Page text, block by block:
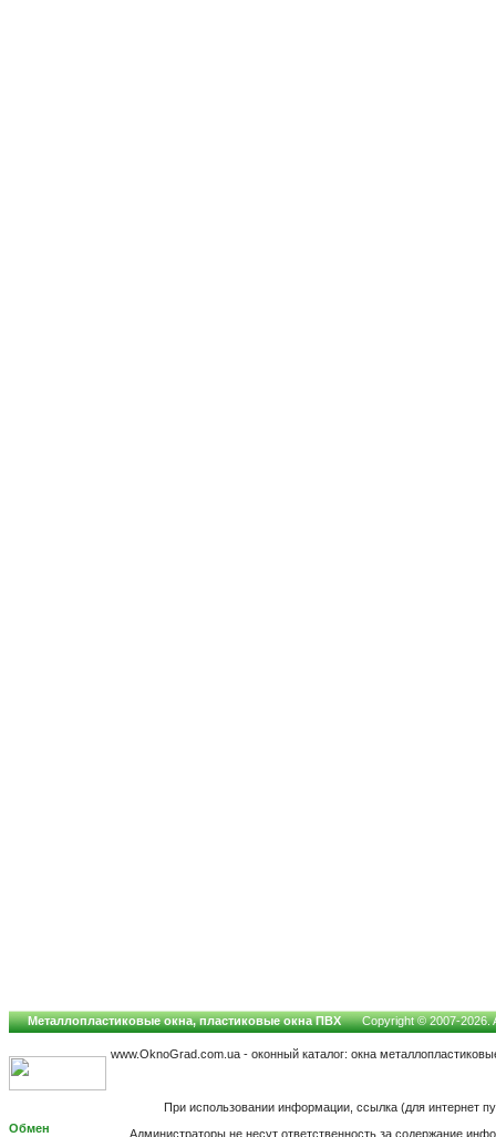
Металлопластиковые окна, пластиковые окна ПВХ Copyright © 2007-2026.
www.OknoGrad.com.ua - оконный каталог: окна
При использовании информации, ссылка (для интернет
Администраторы не несут ответственность за содержание
Обмен